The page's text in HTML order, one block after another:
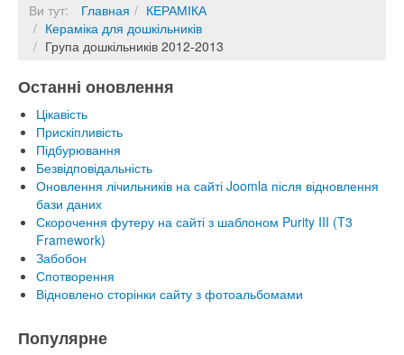
Ви тут: Главная
КЕРАМІКА
Кераміка для дошкільників
Група дошкільників 2012-2013
Останні оновлення
Цікавість
Прискіпливість
Підбурювання
Безвідповідальність
Оновлення лічильників на сайті Joomla після відновлення
бази даних
Скорочення футеру на сайті з шаблоном Purity III (T3
Framework)
Забобон
Спотворення
Відновлено сторінки сайту з фотоальбомами
Популярне